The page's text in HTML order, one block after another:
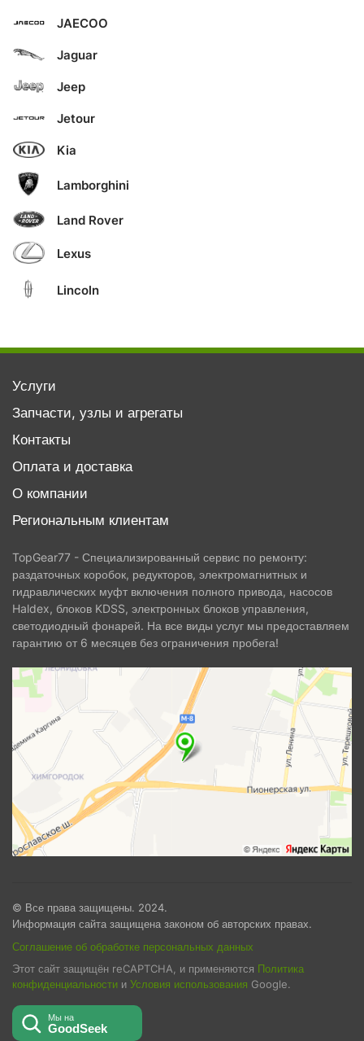
JAECOO
Jaguar
Jeep
Jetour
Kia
Lamborghini
Land Rover
Lexus
Lincoln
Услуги
Запчасти, узлы и агрегаты
Контакты
Оплата и доставка
О компании
Региональным клиентам
TopGear77 - Специализированный сервис по ремонту:
раздаточных коробок, редукторов, электромагнитных и
гидравлических муфт включения полного привода, насосов
Haldex, блоков KDSS, электронных блоков управления,
светодиодный фонарей. На все виды услуг мы предоставляем
гарантию от 6 месяцев без ограничения пробега!
© Все права защищены. 2024.
Информация сайта защищена законом об авторских правах.
Соглашение об обработке персональных данных
Этот сайт защищён reCAPTCHA, и применяются Политика
конфиденциальности и Условия использования Google.